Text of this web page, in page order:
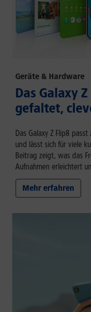
Geräte & Hardware
Das Galaxy
gefaltet,
Das Galaxy Z Flip8
und lässt sich für viele
Beitrag zeigt, was das
Aufnahmen erleichtert
Mehr erfahren